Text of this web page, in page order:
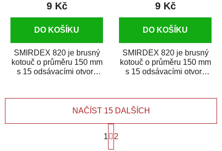
9 Kč
DO KOŠÍKU
SMIRDEX 820 je brusný
kotouč o průměru 150 mm
s 15 odsávacími otvory
9 Kč
DO KOŠÍKU
SMIRDEX 820 je brusný
kotouč o průměru 150 mm
s 15 odsávacími otvory
O
NAČÍST 15 DALŠÍCH
t
r
1 2